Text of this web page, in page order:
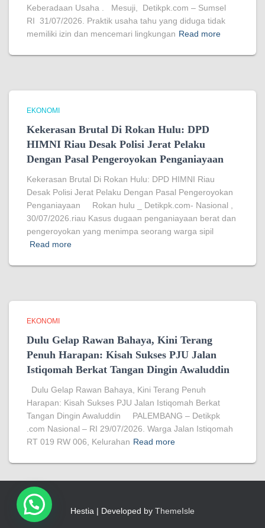
Keberadaan Usaha . Mesuji, Detikpk.com – Sumsel
RI 31/07/2026. Praktik usaha tahu yang diduga tidak
memiliki izin dan mencemari lingkungan Read more
EKONOMI
Kekerasan Brutal Di Rokan Hulu: DPD
HIMNI Riau Desak Polisi Jerat Pelaku
Dengan Pasal Pengeroyokan Penganiayaan
Kekerasan Brutal Di Rokan Hulu: DPD HIMNI Riau
Desak Polisi Jerat Pelaku Dengan Pasal Pengeroyokan
Penganiayaan Rokan hulu _ Detikpk.com- Nasional ,
30/07/2026.riau Kasus dugaan penganiayaan berat dan
pengeroyokan yang menimpa seorang warga sipil
Read more
EKONOMI
Dulu Gelap Rawan Bahaya, Kini Terang
Penuh Harapan: Kisah Sukses PJU Jalan
Istiqomah Berkat Tangan Dingin Awaluddin
Dulu Gelap Rawan Bahaya, Kini Terang Penuh
Harapan: Kisah Sukses PJU Jalan Istiqomah Berkat
Tangan Dingin Awaluddin PALEMBANG – Detikpk
.com Nasional – RI 29/07/2026. Warga Jalan Istiqomah
RT 019 RW 006, Kelurahan Read more
Hestia | Developed by ThemeIsle